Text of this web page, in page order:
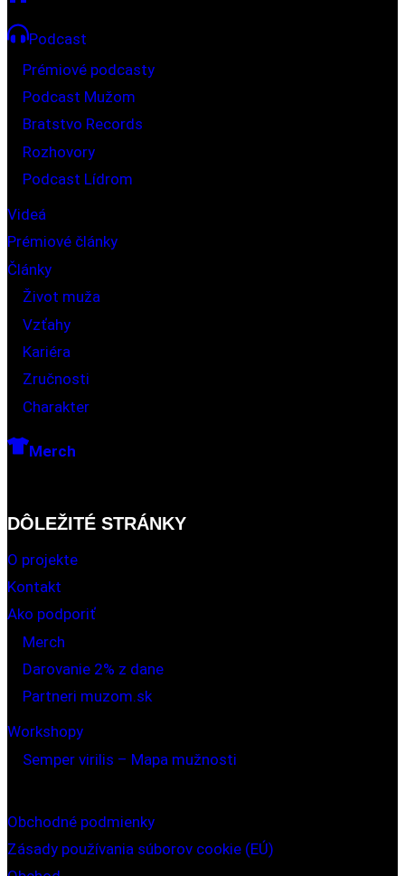
Podcast
Prémiové podcasty
Podcast Mužom
Bratstvo Records
Rozhovory
Podcast Lídrom
Videá
Prémiové články
Články
Život muža
Vzťahy
Kariéra
Zručnosti
Charakter
Merch
DÔLEŽITÉ STRÁNKY
O projekte
Kontakt
Ako podporiť
Merch
Darovanie 2% z dane
Partneri muzom.sk
Workshopy
Semper virilis – Mapa mužnosti
Obchodné podmienky
Zásady používania súborov cookie (EÚ)